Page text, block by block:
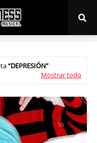
DEPRESIÓN
Mostrar todo